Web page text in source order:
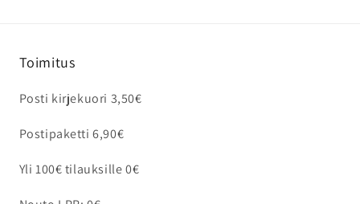
Toimitus
Posti kirjekuori 3,50€
Postipaketti 6,90€
Yli 100€ tilauksille 0€